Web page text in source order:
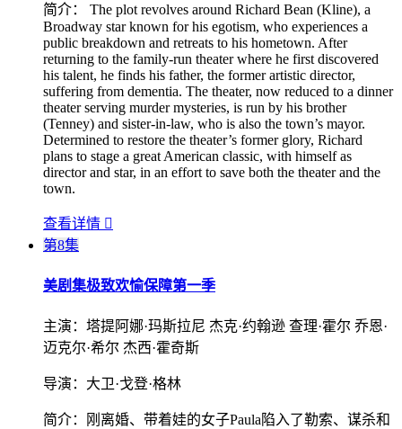
简介：
The plot revolves around Richard Bean (Kline), a
Broadway star known for his egotism, who experiences a
public breakdown and retreats to his hometown. After
returning to the family-run theater where he first discovered
his talent, he finds his father, the former artistic director,
suffering from dementia. The theater, now reduced to a dinner
theater serving murder mysteries, is run by his brother
(Tenney) and sister-in-law, who is also the town’s mayor.
Determined to restore the theater’s former glory, Richard
plans to stage a great American classic, with himself as
director and star, in an effort to save both the theater and the
town.
查看详情 
第8集
美剧集极致欢愉保障第一季
主演： 塔提阿娜·玛斯拉尼 杰克·约翰逊 查理·霍尔 乔恩·
迈克尔·希尔 杰西·霍奇斯
导演： 大卫·戈登·格林
简介：
刚离婚、带着娃的女子Paula陷入了勒索、谋杀和